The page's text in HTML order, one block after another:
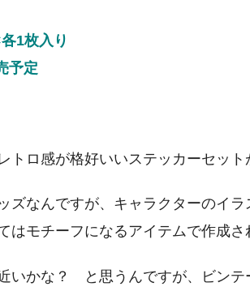
1枚入り
予定
トロ感が格好いいステッカーセット
ズなんですが、キャラクターのイ
はモチーフになるアイテムで作成さ
かな？ と思うんですが、ビンテ